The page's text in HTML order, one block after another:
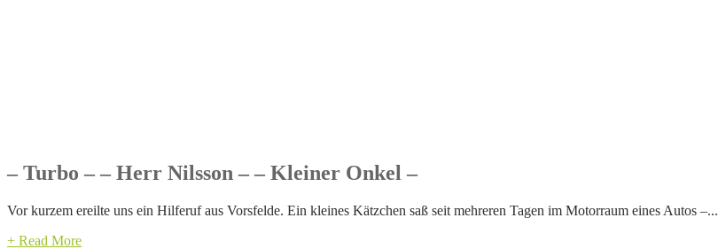
– Turbo – – Herr Nilsson – – Kleiner Onkel –
Vor kurzem ereilte uns ein Hilferuf aus Vorsfelde. Ein kleines Kätzchen saß seit mehreren Tagen im Motorraum eines Autos –...
+ Read More